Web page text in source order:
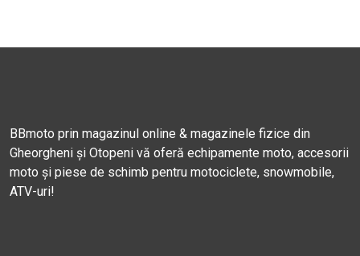
BBmoto prin magazinul online & magazinele fizice din
Gheorgheni și Otopeni vă oferă echipamente moto, accesorii
moto și piese de schimb pentru motociclete, snowmobile,
ATV-uri!